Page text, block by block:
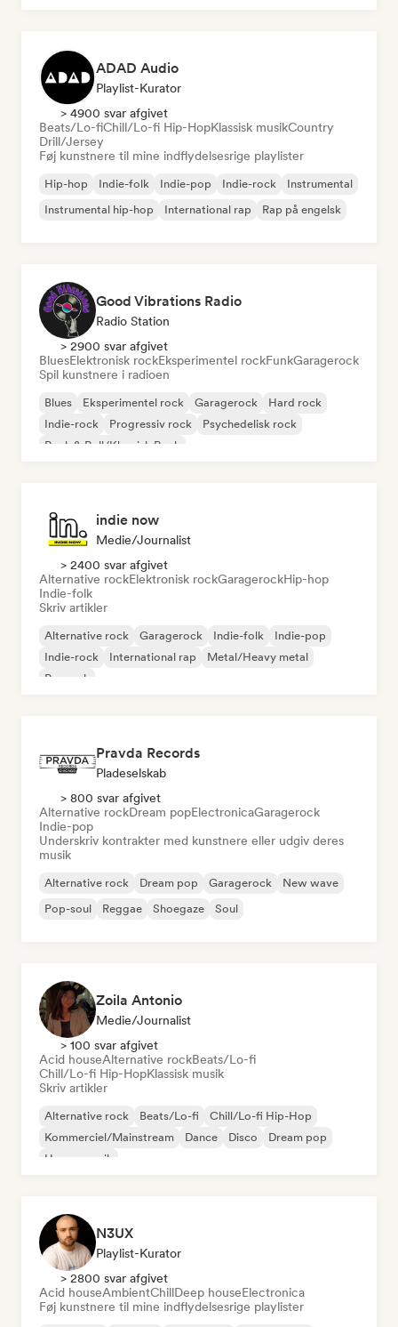
ADAD Audio
Playlist-Kurator
> 4900 svar afgivet
Beats/Lo-fiChill/Lo-fi Hip-HopKlassisk musikCountry
Drill/Jersey
Føj kunstnere til mine indflydelsesrige playlister
Hip-hop Indie-folk Indie-pop Indie-rock
Instrumental
Instrumental hip-hop
International rap Rap på engelsk
Good Vibrations Radio
Radio Station
> 2900 svar afgivet
BluesElektronisk rockEksperimentel rockFunkGaragerock
Spil kunstnere i radioen
Blues Eksperimentel rock Garagerock
Hard rock
Indie-rock
Progressiv rock
Psychedelisk rock
Rock & Roll/Klassisk Rock
indie now
Medie/journalist
> 2400 svar afgivet
Alternative rockElektronisk rockGaragerockHip-hop
Indie-folk
Skriv artikler
Alternative rock Garagerock Indie-folk
Indie-pop
Indie-rock
International rap
Metal/Heavy metal
Poprock
Pravda Records
Pladeselskab
> 800 svar afgivet
Alternative rockDream popElectronicaGaragerock
Indie-pop
Underskriv kontrakter med kunstnere eller udgiv deres
musik
Alternative rock Dream pop Garagerock
New wave
Pop-soul
Reggae Shoegaze Soul
Zoila Antonio
Medie/journalist
> 100 svar afgivet
Acid houseAlternative rockBeats/Lo-fi
Chill/Lo-fi Hip-HopKlassisk musik
Skriv artikler
Alternative rock Beats/Lo-fi
Chill/Lo-fi Hip-Hop
Kommerciel/Mainstream
Dance Disco
Dream pop
House-musik
N3UX
Playlist-Kurator
> 2800 svar afgivet
Acid houseAmbientChillDeep houseElectronica
Føj kunstnere til mine indflydelsesrige playlister